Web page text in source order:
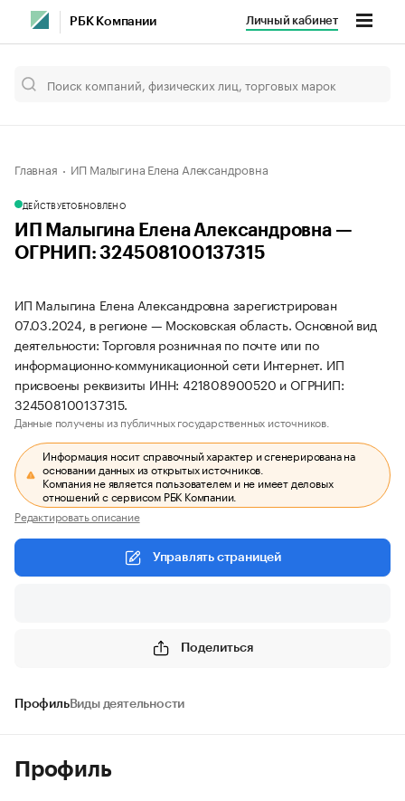
РБК Компании Личный кабинет
Главная ИП Малыгина Елена Александровна
ДЕЙСТВУЕТОБНОВЛЕНО
ИП Малыгина Елена Александровна —
ОГРНИП: 324508100137315
ИП Малыгина Елена Александровна зарегистрирован
07.03.2024, в регионе — Московская область. Основной вид
деятельности: Торговля розничная по почте или по
информационно-коммуникационной сети Интернет. ИП
присвоены реквизиты ИНН: 421808900520 и ОГРНИП:
324508100137315.
Данные получены из публичных государственных источников.
Информация носит справочный характер и сгенерирована на
основании данных из открытых источников.
Компания не является пользователем и не имеет деловых
отношений с сервисом РБК Компании.
Редактировать описание
Управлять страницей
Поделиться
ПрофильВиды деятельности
Профиль